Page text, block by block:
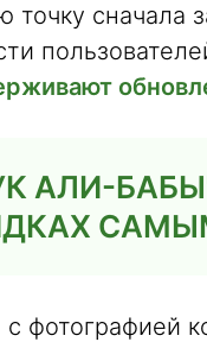
сначала
АЛИ-
фотографией